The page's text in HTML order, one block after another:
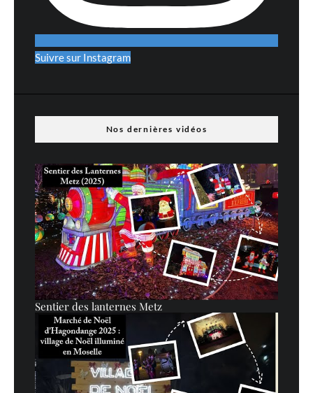
Suivre sur Instagram
Nos dernières vidéos
Sentier des lanternes Metz